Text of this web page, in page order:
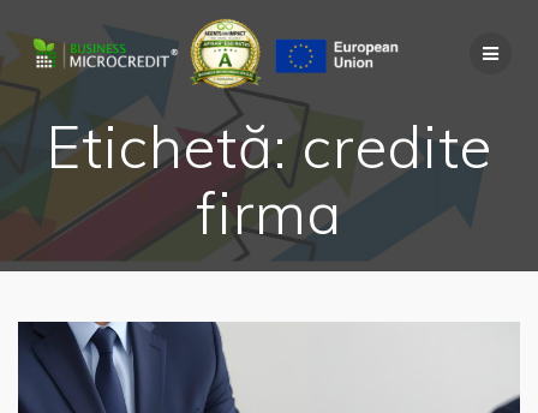
to
content
Etichetă:credite
firma